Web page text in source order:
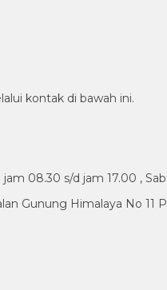
kontak di bawah ini.
jam 08.30 s/d jam 17.00 ,
Gunung Himalaya No 11